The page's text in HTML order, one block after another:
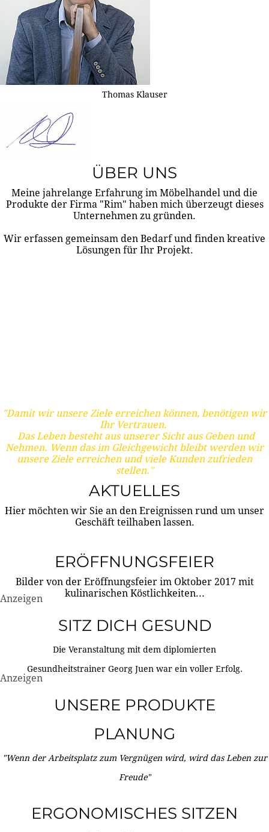
Thomas Klauser
ÜBER UNS
Meine jahrelange Erfahrung im Möbelhandel und die
Produkte der Firma "Rim" haben mich überzeugt dieses
Unternehmen zu gründen.
Wir erfassen gemeinsam den Bedarf und finden kreative
Lösungen für Ihr Projekt.
"Damit wir unsere Ziele erreichen können, benötigen wir
Ihr Vertrauen.
Das Leben besteht aus unserer Sicht aus Geben und
Nehmen. Wenn das im Gleichgewicht bleibt werden wir
unsere Ziele erreichen und viele Kunden zufrieden
stellen."
AKTUELLES
Hier möchten wir Sie an den Ereignissen rund um unser
Geschäft teilhaben lassen.
ERÖFFNUNGSFEIER
Bilder von der Eröffnungsfeier im Oktober 2017 mit
kulinarischen Köstlichkeiten...
Anzeigen
SITZ DICH GESUND
Die Veranstaltung mit dem diplomierten
Gesundheitstrainer Georg Juen war ein voller Erfolg.
Anzeigen
UNSERE PRODUKTE
PLANUNG
"Wenn der Arbeitsplatz zum Vergnügen wird, wird das Leben zur
Freude"
ERGONOMISCHES SITZEN